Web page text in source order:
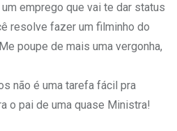
emprego que vai te dar status
resolve fazer um filminho do
poupe de mais uma vergonha,
não é uma tarefa fácil pra
o pai de uma quase Ministra!